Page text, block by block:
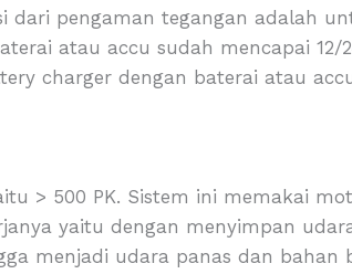
dari pengaman tegangan adalah
atau accu sudah mencapai 12/
charger dengan baterai atau
> 500 PK. Sistem ini memakai
yaitu dengan menyimpan
menjadi udara panas dan bahan